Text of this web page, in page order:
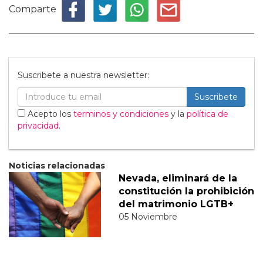
Comparte
Suscribete a nuestra newsletter:
Suscribete
Acepto los terminos y condiciones y la política de
privacidad.
Noticias relacionadas
Nevada, eliminará de la
constitución la prohibición
del matrimonio LGTB+
05 Noviembre